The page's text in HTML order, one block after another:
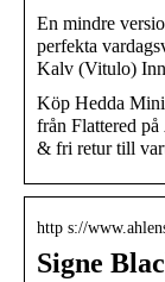
En mindre
perfekta
Kalv (Vitulo)
Köp Hedda
från Flattered
& fri retur till
http s://
Signe